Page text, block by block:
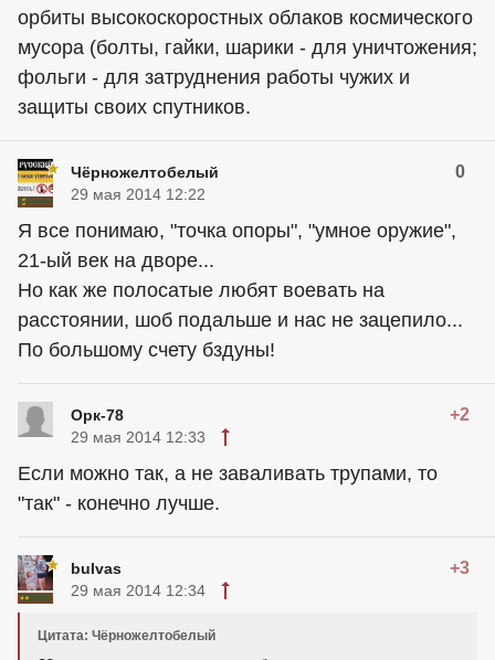
орбиты высокоскоростных облаков космического
мусора (болты, гайки, шарики - для уничтожения;
фольги - для затруднения работы чужих и
защиты своих спутников.
Чёрножелтобелый 0
29 мая 2014 12:22
Я все понимаю, "точка опоры", "умное оружие",
21-ый век на дворе...
Но как же полосатые любят воевать на
расстоянии, шоб подальше и нас не зацепило...
По большому счету бздуны!
Орк-78 +2
29 мая 2014 12:33
Если можно так, а не заваливать трупами, то
"так" - конечно лучше.
bulvas +3
29 мая 2014 12:34
Цитата: Чёрножелтобелый